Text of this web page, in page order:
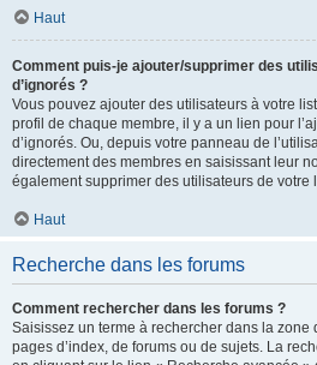
Haut
Comment puis-je ajouter/supprimer des
d’ignorés ?
Vous pouvez ajouter des utilisateurs à votre
profil de chaque membre, il y a un lien pour
d’ignorés. Ou, depuis votre panneau de
directement des membres en saisissant leur
également supprimer des utilisateurs de votre
Haut
Recherche dans les forums
Comment rechercher dans les forums ?
Saisissez un terme à rechercher dans la
pages d’index, de forums ou de sujets. La